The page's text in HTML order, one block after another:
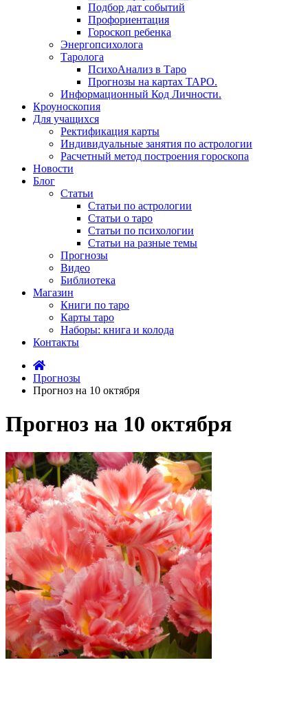
Подбор дат событий
Профориентация
Гороскоп ребенка
Энергопсихолога
Таролога
ПсихоАнализ в Таро
Прогнозы на картах ТАРО.
Информационный Код Личности.
Кроуноскопия
Для учащихся
Ректификация карты
Индивидуальные занятия по астрологии
Расчетный метод построения гороскопа
Новости
Блог
Статьи
Статьи по астрологии
Статьи о таро
Статьи по психологии
Статьи на разные темы
Прогнозы
Видео
Библиотека
Магазин
Книги по таро
Карты таро
Наборы: книга и колода
Контакты
Прогнозы
Прогноз на 10 октября
Прогноз на 10 октября